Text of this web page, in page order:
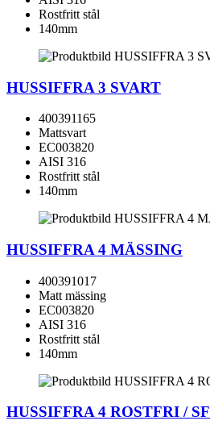
Rostfritt stål
140mm
HUSSIFFRA 3 SVART
400391165
Mattsvart
EC003820
AISI 316
Rostfritt stål
140mm
HUSSIFFRA 4 MÄSSING
400391017
Matt mässing
EC003820
AISI 316
Rostfritt stål
140mm
HUSSIFFRA 4 ROSTFRI / SF